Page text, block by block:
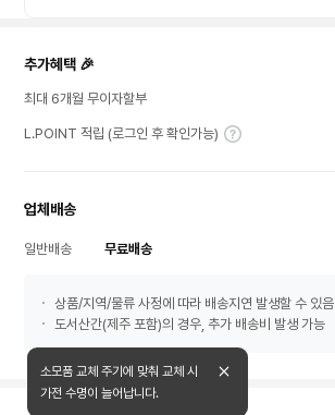
추가혜택 🎉
최대 6개월 무이자할부
L.POINT 적립 (로그인 후 확인가능)
업체배송
일반배송 무료배송
상품/지역/물류 사정에 따라 배송지연 발생할 수 있음
도서산간(제주 포함)의 경우, 추가 배송비 발생 가능
소모품 교체 주기에 맞춰 교체 시
가전 수명이 늘어납니다.